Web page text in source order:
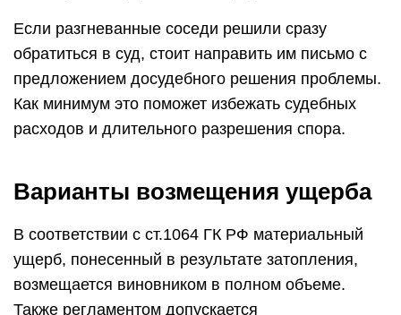
Если разгневанные соседи решили сразу
обратиться в суд, стоит направить им письмо с
предложением досудебного решения проблемы.
Как минимум это поможет избежать судебных
расходов и длительного разрешения спора.
Варианты возмещения ущерба
В соответствии с ст.1064 ГК РФ материальный
ущерб, понесенный в результате затопления,
возмещается виновником в полном объеме.
Также регламентом допускается